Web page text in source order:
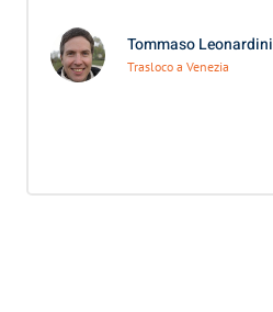
Tommaso Leonardini
Trasloco a Venezia